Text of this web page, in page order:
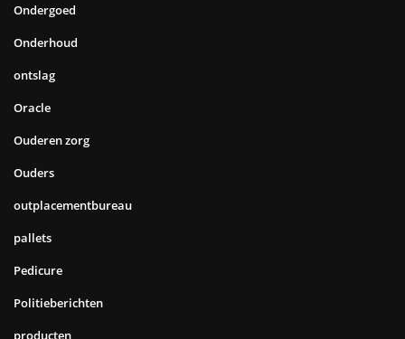
Ondergoed
Onderhoud
ontslag
Oracle
Ouderen zorg
Ouders
outplacementbureau
pallets
Pedicure
Politieberichten
producten